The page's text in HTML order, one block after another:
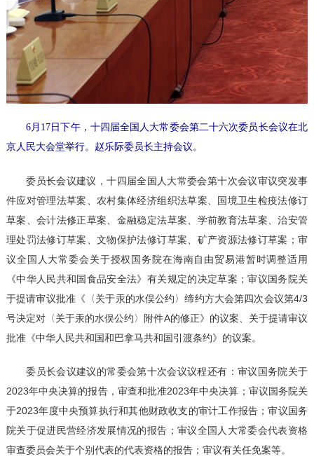
6月17日下午，十四届全国人大常委会第二十六次委员长会议在北
京人民大会堂举行。赵乐际委员长主持会议。
委员长会议建议，十四届全国人大常委会第十次会议审议突发事
件应对管理法草案、农村集体经济组织法草案、国境卫生检疫法修订
草案、会计法修正草案、金融稳定法草案、学前教育法草案、治安管
理处罚法修订草案、文物保护法修订草案、矿产资源法修订草案；审
议全国人大常委会关于授权国务院在海南自由贸易港暂时调整适用
《中华人民共和国食品安全法》有关规定的决定草案；审议国务院关
于提请审议批准《〈关于汞的水俣公约〉缔约方大会第四次会议第4/3
号决定对〈关于汞的水俣公约〉附件A的修正》的议案、关于提请审议
批准《中华人民共和国和巴拿马共和国引渡条约》的议案。
委员长会议建议的常委会第十次会议议程还有：审议国务院关于
2023年中央决算的报告，审查和批准2023年中央决算；审议国务院关
于2023年度中央预算执行和其他财政收支的审计工作报告；审议国务
院关于促进民营经济发展情况的报告；审议全国人大常委会代表资格
审查委员会关于个别代表的代表资格的报告；审议有关任免案等。